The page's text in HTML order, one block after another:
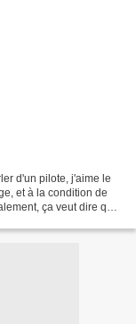
d'un pilote, j'aime le
et à la condition de
ça veut dire que